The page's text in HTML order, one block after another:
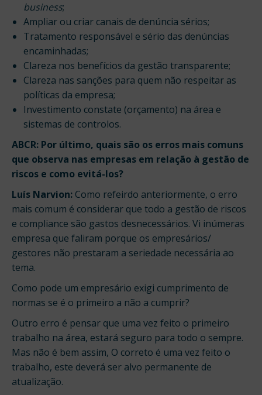
business;
Ampliar ou criar canais de denúncia sérios;
Tratamento responsável e sério das denúncias
encaminhadas;
Clareza nos benefícios da gestão transparente;
Clareza nas sanções para quem não respeitar as
políticas da empresa;
Investimento constate (orçamento) na área e
sistemas de controlos.
ABCR: Por último, quais são os erros mais comuns
que observa nas empresas em relação à gestão de
riscos e como evitá-los?
Luís Narvion: Como refeirdo anteriormente, o erro
mais comum é considerar que todo a gestão de riscos
e compliance são gastos desnecessários. Vi inúmeras
empresa que faliram porque os empresários/
gestores não prestaram a seriedade necessária ao
tema.
Como pode um empresário exigi cumprimento de
normas se é o primeiro a não a cumprir?
Outro erro é pensar que uma vez feito o primeiro
trabalho na área, estará seguro para todo o sempre.
Mas não é bem assim, O correto é uma vez feito o
trabalho, este deverá ser alvo permanente de
atualização.